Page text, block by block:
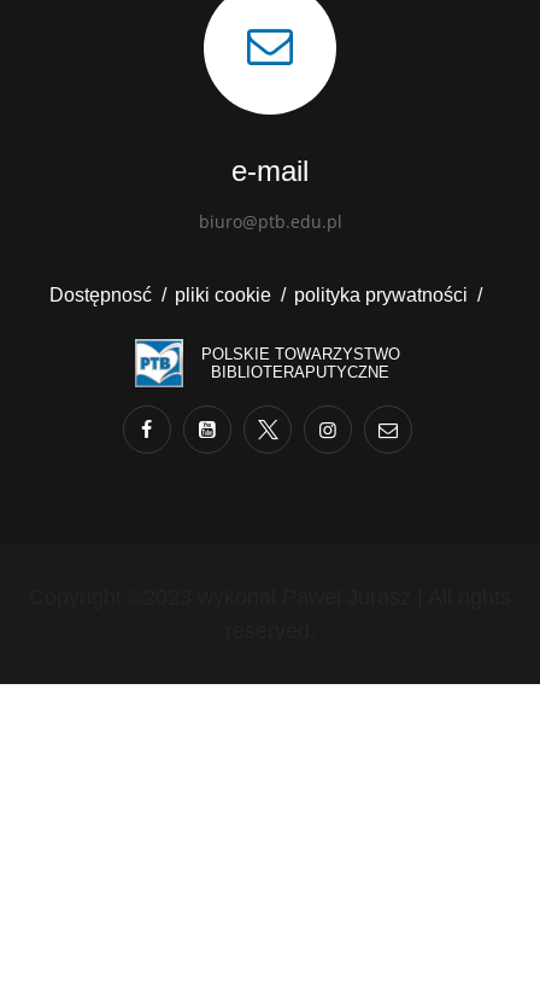
e-mail
biuro@ptb.edu.pl
Dostępnosć pliki cookie polityka prywatności
POLSKIE TOWARZYSTWO
BIBLIOTERAPUTYCZNE